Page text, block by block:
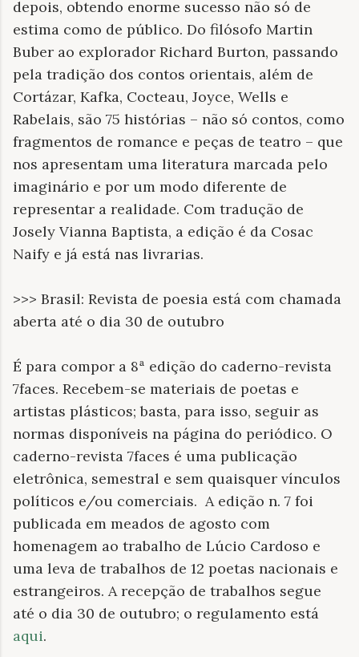
depois, obtendo enorme sucesso não só de
estima como de público. Do filósofo Martin
Buber ao explorador Richard Burton, passando
pela tradição dos contos orientais, além de
Cortázar, Kafka, Cocteau, Joyce, Wells e
Rabelais, são 75 histórias – não só contos, como
fragmentos de romance e peças de teatro – que
nos apresentam uma literatura marcada pelo
imaginário e por um modo diferente de
representar a realidade. Com tradução de
Josely Vianna Baptista, a edição é da Cosac
Naify e já está nas livrarias.
>>> Brasil: Revista de poesia está com chamada
aberta até o dia 30 de outubro
É para compor a 8ª edição do caderno-revista
7faces. Recebem-se materiais de poetas e
artistas plásticos; basta, para isso, seguir as
normas disponíveis na página do periódico. O
caderno-revista 7faces é uma publicação
eletrônica, semestral e sem quaisquer vínculos
políticos e/ou comerciais. A edição n. 7 foi
publicada em meados de agosto com
homenagem ao trabalho de Lúcio Cardoso e
uma leva de trabalhos de 12 poetas nacionais e
estrangeiros. A recepção de trabalhos segue
até o dia 30 de outubro; o regulamento está
aqui.